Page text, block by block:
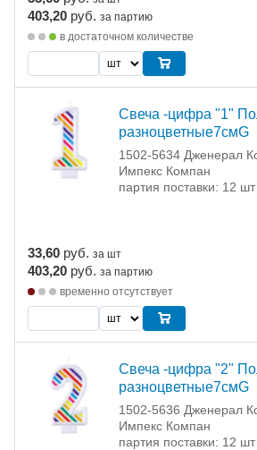
403,20 руб. за партию
в достаточном количестве
Свеча -цифра "1"
разноцветные7смG
1502-5634 Дженерал
Импекс Компан
партия поставки: 12
33,60 руб. за шт
403,20 руб. за партию
временно отсутствует
Свеча -цифра "2"
разноцветные7смG
1502-5636 Дженерал
Импекс Компан
партия поставки: 12